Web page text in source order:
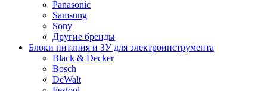
Panasonic
Samsung
Sony
Другие бренды
Блоки питания и ЗУ для электроинструмента
Black & Decker
Bosch
DeWalt